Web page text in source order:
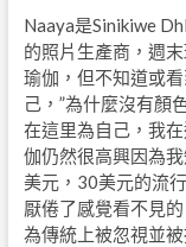
Naaya是Sinikiwe
的照片生產商，週
瑜伽，但不知道或
己，”為什麼沒有顏
在這里為自己，我
伽仍然很高興因為
美元，30美元的流
厭倦了感覺看不見
為傳統上被忽視並